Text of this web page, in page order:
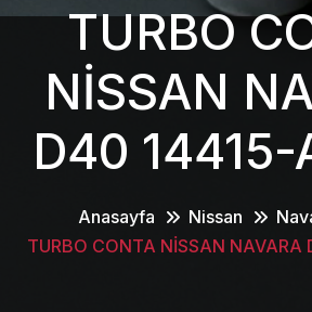
TURBO
NİSSAN
D40
Anasayfa Nissan
TURBO CONTA NİSSAN